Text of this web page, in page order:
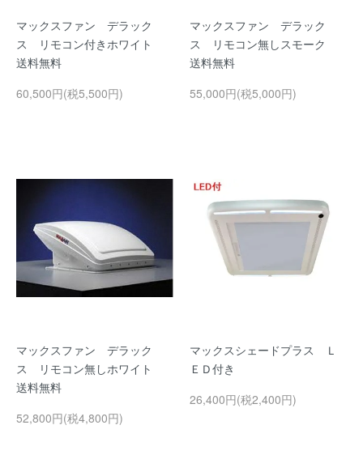
マックスファン デラック
ス リモコン付きホワイト
送料無料
60,500円(税5,500円)
マックスファン デラック
ス リモコン無しスモーク
送料無料
55,000円(税5,000円)
マックスファン デラック
ス リモコン無しホワイト
送料無料
52,800円(税4,800円)
マックスシェードプラス Ｌ
ＥＤ付き
26,400円(税2,400円)